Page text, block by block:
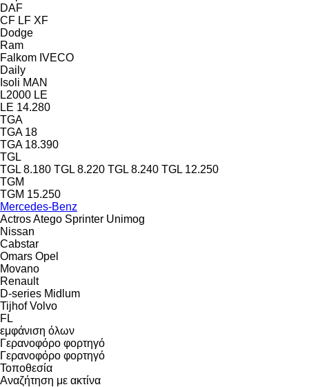
DAF
CF LF XF
Dodge
Ram
Falkom IVECO
Daily
Isoli MAN
L2000 LE
LE 14.280
TGA
TGA 18
TGA 18.390
TGL
TGL 8.180 TGL 8.220 TGL 8.240 TGL 12.250
TGM
TGM 15.250
Mercedes-Benz
ActrosAtego Sprinter Unimog
Nissan
Cabstar
Omars Opel
Movano
Renault
D-series Midlum
Tijhof Volvo
FL
εμφάνιση όλων
Γερανοφόρο φορτηγό
Γερανοφόρο φορτηγό
Τοποθεσία
Αναζήτηση με ακτίνα